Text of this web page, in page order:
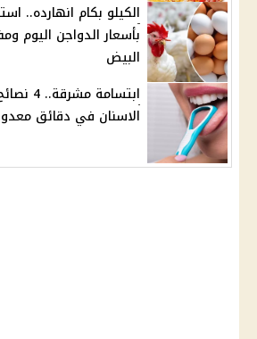
الكيلو بكام انهارده..
بأسعار الدواجن اليوم
البيض
الاسنان في دقائق